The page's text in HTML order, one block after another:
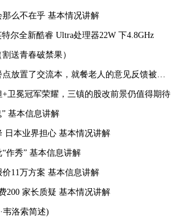
么不在乎 基本情况讲解
尔全新酷睿 Ultra处理器22W 下4.8GHz
送青春破禁果）
放置了交流本，就餐老人的意见反馈被采纳
卫冕冠军荣耀，三镇的股改前景仍值得期待
基本信息讲解
日本业界担心 基本情况讲解
作秀” 基本信息讲解
11万方案 基本信息讲解
200 家长质疑 基本情况讲解
韦洛索简述)